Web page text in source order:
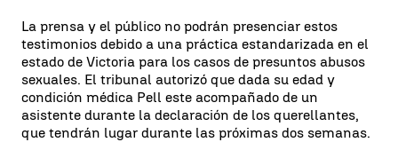
La prensa y el público no podrán presenciar estos
testimonios debido a una práctica estandarizada en el
estado de Victoria para los casos de presuntos abusos
sexuales. El tribunal autorizó que dada su edad y
condición médica Pell este acompañado de un
asistente durante la declaración de los querellantes,
que tendrán lugar durante las próximas dos semanas.